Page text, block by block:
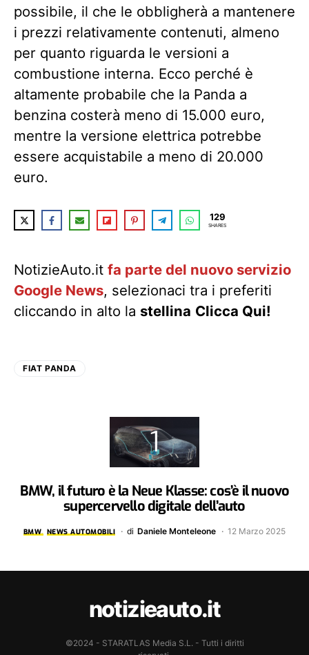
possibile, il che le obbligherà a mantenere
i prezzi relativamente contenuti, almeno
per quanto riguarda le versioni a
combustione interna. Ecco perché è
altamente probabile che la Panda a
benzina costerà meno di 15.000 euro,
mentre la versione elettrica potrebbe
essere acquistabile a meno di 20.000
euro.
129
SHARES
NotizieAuto.it fa parte del nuovo servizio
Google News, selezionaci tra i preferiti
cliccando in alto la stellina Clicca Qui!
FIAT PANDA
BMW, il futuro è la Neue Klasse: cos’è il nuovo
supercervello digitale dell’auto
BMW NEWS AUTOMOBILI di Daniele Monteleone 12 Marzo 2025
notizieauto.it
©2024 - STARATLAS Media S.L. - Tutti i diritti